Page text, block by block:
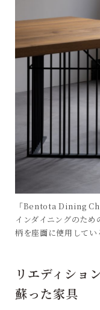
「Bentota Dining
インダイニングのた
柄を座面に使用してい
リエディショ
蘇った家具